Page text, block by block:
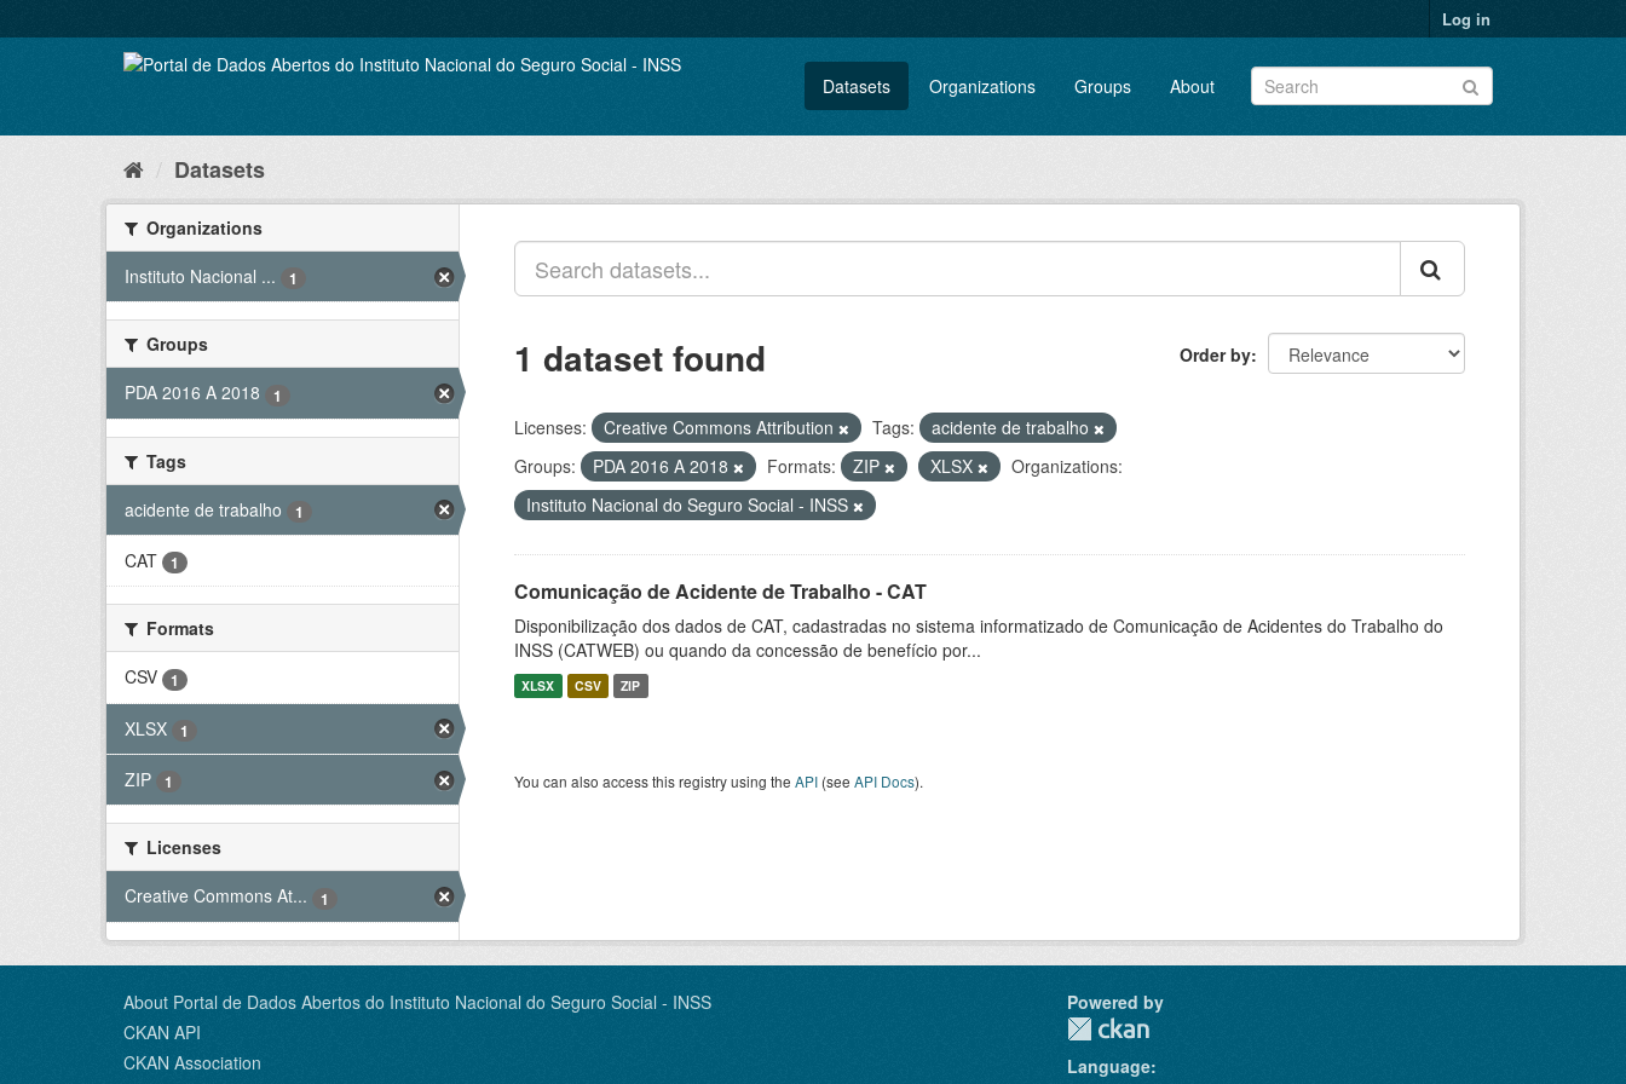
to
Log in
Datasets Organizations Groups About
Datasets
Organizations
Instituto Nacional ...
1
Groups
PDA 2016 A 2018
1
Tags
acidente de trabalho
1
CAT 1
Formats
CSV
1
XLSX 1
ZIP 1
Licenses
Creative Commons At...
1
Order by
1 dataset found
Licenses: Creative Commons Attribution Tags:
acidente de trabalho
Groups:
PDA 2016 A 2018 Formats: ZIP XLSX
Organizations:
Instituto Nacional do Seguro Social - INSS
Comunicação de Acidente de Trabalho - CAT
Disponibilização dos dados de CAT, cadastradas no sistema informatizado de Comunicação de Acidentes do Trabalho do
INSS (CATWEB) ou quando da concessão de benefício por...
XLSX CSV ZIP
You can also access this registry using the API (see API Docs).
About Portal de Dados Abertos do Instituto Nacional do Seguro Social - INSS
CKAN API
CKAN Association
Powered by
Language